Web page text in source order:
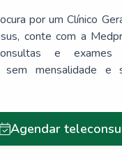
por um Clínico
, conte com a
e exames
sem mensalidade
Agendar